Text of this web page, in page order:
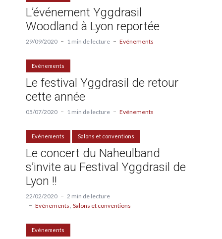
L’événement Yggdrasil
Woodland à Lyon reportée
29/09/2020 1 min de lecture Evénements
Evénements
Le festival Yggdrasil de retour
cette année
05/07/2020 1 min de lecture Evénements
Evénements Salons et conventions
Le concert du Naheulband
s’invite au Festival Yggdrasil de
Lyon !!
22/02/2020
2 min de lecture
Evénements Salons et conventions
Evénements